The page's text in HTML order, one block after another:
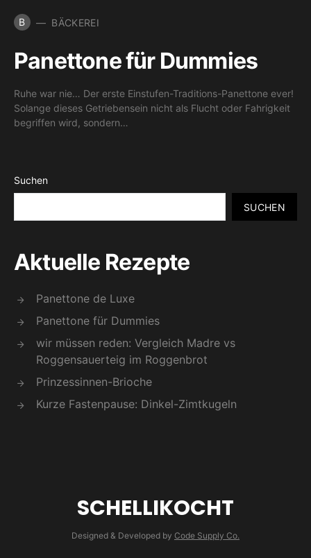
B BÄCKEREI
Panettone für Dummies
Ruhe war nie… Der erste Einstufen-Traditions-Panettone ever!
Solange dieses Getriebensein nicht als Flucht oder Fahrigkeit
begriffen wird, sondern…
Suchen
SUCHEN
Aktuelle Rezepte
Panettone de Luxe
Panettone für Dummies
wir müssen reden: Vergleich Madre vs
Roggensauerteig im Roggenbrot
Prinzessinnen-Brioche
Kurze Fastenpause: Dinkel-Zimtkugeln
SCHELLIKOCHT
Designed & Developed by Code Supply Co.